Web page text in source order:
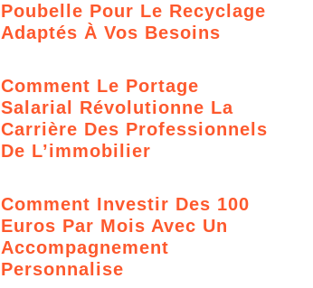
Poubelle Pour Le Recyclage
Adaptés À Vos Besoins
Comment Le Portage
Salarial Révolutionne La
Carrière Des Professionnels
De L’immobilier
Comment Investir Des 100
Euros Par Mois Avec Un
Accompagnement
Personnalise